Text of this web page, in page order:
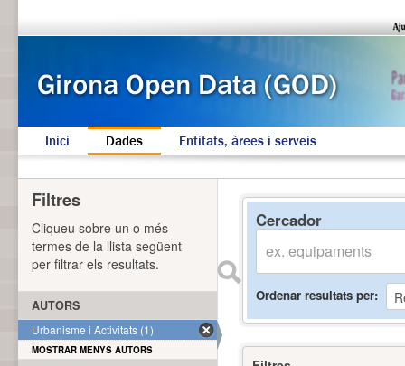
Inici Dades Entitats, àrees i serveis
Cercador
Ordenar resultats per
Filtres
Cliqueu sobre un o més
termes de la llista següent
per filtrar els resultats.
AUTORS
Urbanisme i Activitats (1)
MOSTRAR MENYS AUTORS